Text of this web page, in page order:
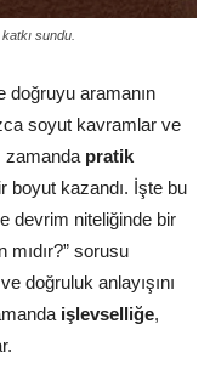
sundu.
doğruyu aramanın
soyut kavramlar ve
zamanda pratik
boyut kazandı. İşte bu
devrim niteliğinde bir
mıdır?” sorusu
doğruluk anlayışını
işlevselliğe,